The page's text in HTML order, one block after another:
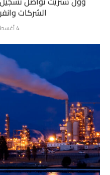
الشركات
4 أغسطس، 2026